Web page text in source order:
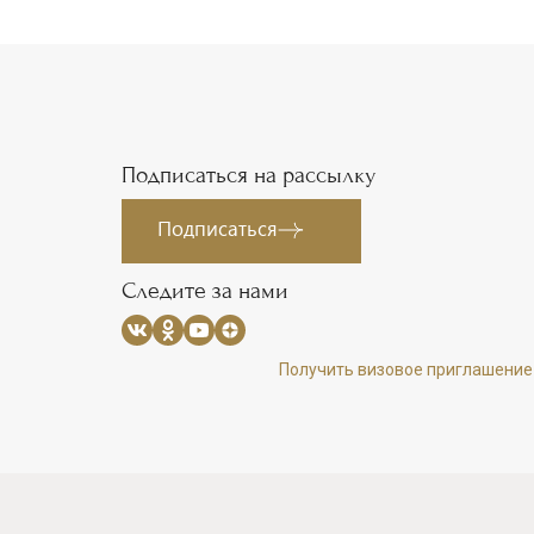
Подписаться на рассылку
Подписаться
Следите за нами
Получить визовое приглашение